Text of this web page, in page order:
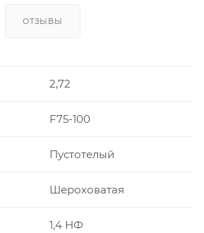
ОТЗЫВЫ
2,72
F75-100
Пустотелый
Шероховатая
1,4 НФ